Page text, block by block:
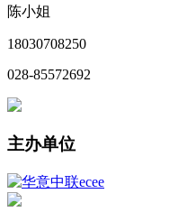
陈小姐
18030708250
028-85572692
主办单位